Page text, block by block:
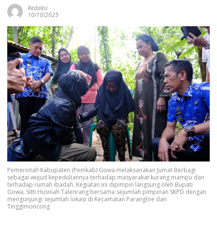
Redaksi
10/10/2025
Pemerintah Kabupaten (Pemkab) Gowa melaksanakan Jumat Berbagi
sebagai wujud kepeduliannya terhadap masyarakat kurang mampu dan
terhadap rumah ibadah. Kegiatan ini dipimpin langsung oleh Bupati
Gowa, Sitti Husniah Talenrang bersama sejumlah pimpinan SKPD dengan
mengunjungi sejumlah lokasi di Kecamatan Parangloe dan
Tinggimoncong